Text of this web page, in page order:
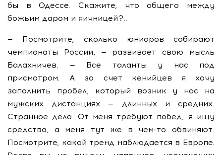
бы в Одессе. Скажите, что общего между
божьим даром и яичницей?..
— Посмотрите, сколько юниоров собирают
чемпионаты России, — развивает свою мысль
Балахничев. — Все таланты у нас под
присмотром. А за счет кенийцев я хочу
заполнить пробел, который возник у нас на
мужских дистанциях — длинных и средних.
Странное дело. От меня требуют побед, я ищу
средства, а меня тут же в чем-то обвиняют.
Посмотрите, какой тренд наблюдается в Европе.